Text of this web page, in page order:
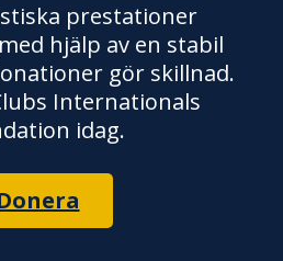
prestationer
hjälp av en stabil
gör skillnad.
Internationals
idag.